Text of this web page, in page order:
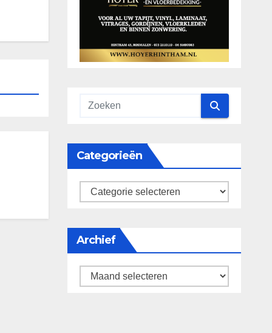
Categorieën
categorieën
Archief
Archief